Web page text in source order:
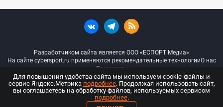
Разработчиком сайта является ООО «ЕСПОРТ Медиа»
На сайте cybersport.ru применяются рекомендательные технологииО нас
Документы
© ООО «Киберспорт.ру» — Все права защищены
18+
Для повышения удобства сайта мы используем cookie-файлы и
сервис Яндекс.Метрика подробнее. Продолжая использовать сайт,
вы соглашаетесь на обработку файлов, используемых сервисом
подробнее.